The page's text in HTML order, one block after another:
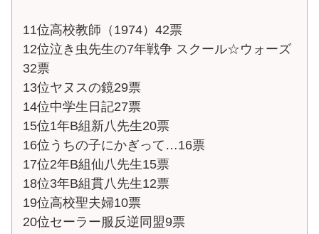
11位高校教師（1974）42票
12位泣き虫先生の7年戦争 スクール☆ウォーズ
32票
13位ヤヌスの鏡29票
14位中学生日記27票
15位1年B組新八先生20票
16位うちの子にかぎって…16票
17位2年B組仙八先生15票
18位3年B組貫八先生12票
19位高校聖夫婦10票
20位セーラー服反逆同盟9票